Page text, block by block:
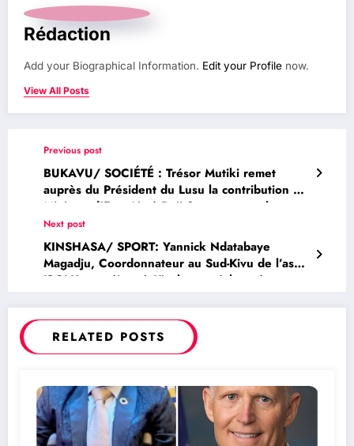
Rédaction
Add your Biographical Information. Edit your Profile now.
View All Posts
Previous post
BUKAVU/ SOCIÉTÉ : Trésor Mutiki remet
auprès du Président du Lusu la contribution du
Ministre d’Etat Aimé Boji Sangara pour la
construction du pont Zalya à Mwenga
Next post
KINSHASA/ SPORT: Yannick Ndatabaye
Magadju, Coordonnateur au Sud-Kivu de l’asbl
IPOLK, en séjour à Kinshasa a échangé avec
la NBA avec son équipe Warrior de Golden
state
RELATED POSTS